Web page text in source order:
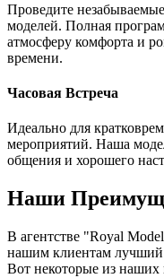
Проведите
моделей. Полная
атмосферу комфорта и
времени.
Часовая Встреча
Идеально для
мероприятий. Наша
общения и хорошего
Наши
В агентстве "Royal
нашим клиентам лучший
Вот некоторые из